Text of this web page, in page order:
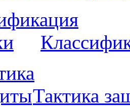
Тактика